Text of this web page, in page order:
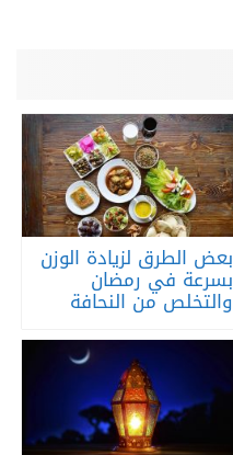
بعض الطرق لزيادة الوزن
بسرعة في رمضان
والتخلص من النحافة